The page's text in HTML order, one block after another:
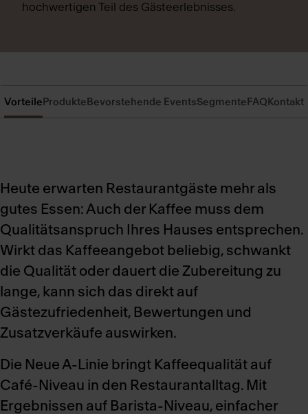
hochwertigen Teil des Gästeerlebnisses.
Vorteile Produkte Bevorstehende EventsSegmente FAQ Kontakt
Heute erwarten Restaurantgäste mehr als
gutes Essen: Auch der Kaffee muss dem
Qualitätsanspruch Ihres Hauses entsprechen.
Wirkt das Kaffeeangebot beliebig, schwankt
die Qualität oder dauert die Zubereitung zu
lange, kann sich das direkt auf
Gästezufriedenheit, Bewertungen und
Zusatzverkäufe auswirken.
Die Neue A-Linie bringt Kaffeequalität auf
Café-Niveau in den Restaurantalltag. Mit
Ergebnissen auf Barista-Niveau, einfacher